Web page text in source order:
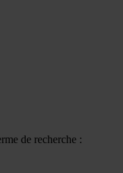
de recherche :